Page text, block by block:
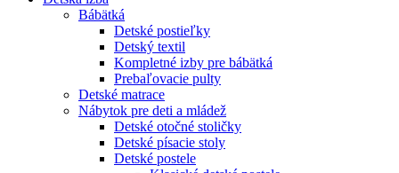
Bábätká
Detské postieľky
Detský textil
Kompletné izby pre bábätká
Prebaľovacie pulty
Detské matrace
Nábytok pre deti a mládež
Detské otočné stoličky
Detské písacie stoly
Detské postele